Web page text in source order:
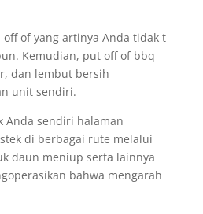
of yang artinya Anda tidak t
Kemudian, put off of bbq
dan lembut bersih
unit sendiri.
Anda sendiri halaman
di berbagai rute melalui
daun meniup serta lainnya
bahwa mengarah